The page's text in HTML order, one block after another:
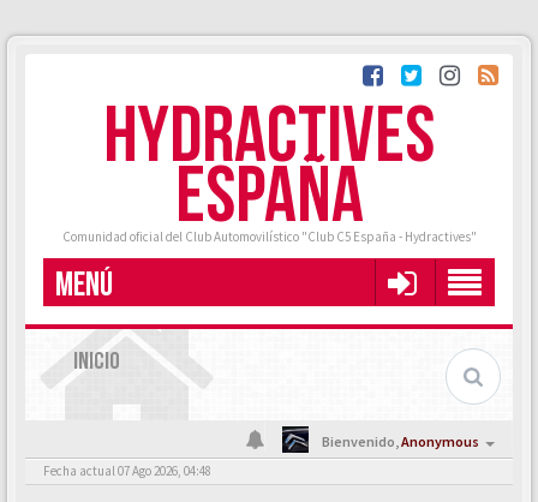
HYDRACTIVES
ESPAÑA
Comunidad oficial del Club Automovilístico "Club C5 España - Hydractives"
MENÚ
INICIO
Bienvenido,Anonymous
Fecha actual 07 Ago 2026, 04:48